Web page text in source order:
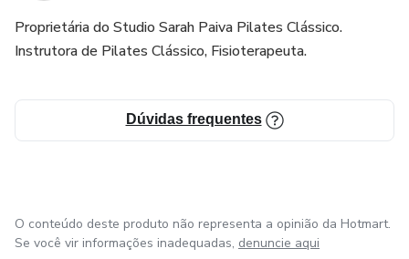
Proprietária do Studio Sarah Paiva Pilates Clássico.
Instrutora de Pilates Clássico, Fisioterapeuta.
Dúvidas frequentes
O conteúdo deste produto não representa a opinião da Hotmart.
Se você vir informações inadequadas, denuncie aqui